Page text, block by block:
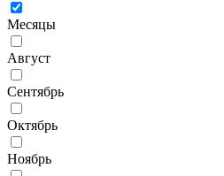
Месяцы
Август
Сентябрь
Октябрь
Ноябрь